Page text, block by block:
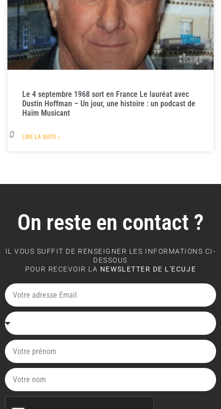
Le 4 septembre 1968 sort en France Le lauréat avec
Dustin Hoffman – Un jour, une histoire : un podcast de
Haïm Musicant
LIRE LA SUITE »
On reste en contact ?
IL VOUS SUFFIT DE RENSEIGNER LES INFORMATIONS CI-
DESSOUS
POUR RECEVOIR LA NEWSLETTER DE L'ECUJE